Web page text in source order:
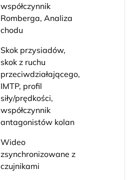
współczynnik
Romberga, Analiza
chodu
Skok przysiadów,
skok z ruchu
przeciwdziałającego,
IMTP, profil
siły/prędkości,
współczynnik
antagonistów kolan
Wideo
zsynchronizowane z
czujnikami